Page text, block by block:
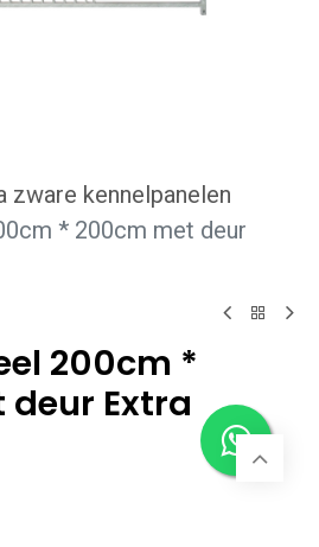
zware kennelpanelen
* 200cm met deur
200cm *
Extra